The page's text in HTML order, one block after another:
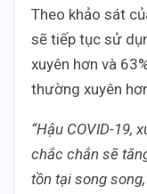
Theo khảo sát
sẽ tiếp tục sử
xuyên hơn và
thường xuyên
“Hậu COVID-19,
chắc chắn sẽ
tồn tại song